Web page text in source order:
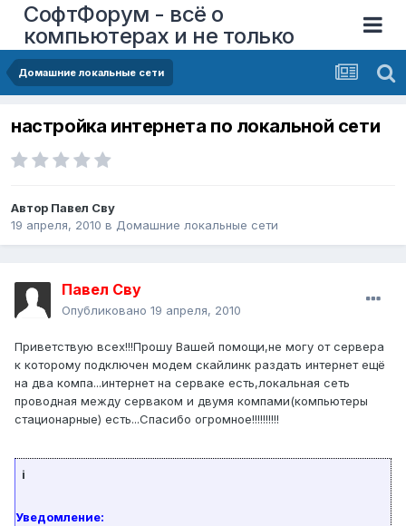
СофтФорум - всё о
компьютерах и не только
Домашние локальные сети
настройка интернета по локальной сети
Автор Павел Сву
19 апреля, 2010 в Домашние локальные сети
Павел Сву
Опубликовано 19 апреля, 2010
Приветствую всех!!!Прошу Вашей помощи,не могу от сервера
к которому подключен модем скайлинк раздать интернет ещё
на два компа...интернет на серваке есть,локальная сеть
проводная между серваком и двумя компами(компьютеры
стационарные) есть...Спасибо огромное!!!!!!!!!!
i
Уведомление: